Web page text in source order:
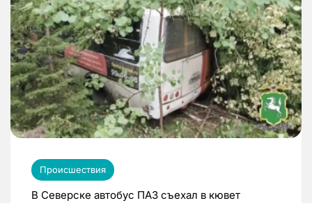
Происшествия
В Северске автобус ПАЗ съехал в кювет